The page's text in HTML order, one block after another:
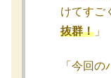
けてすご
抜群！ 」
「今回